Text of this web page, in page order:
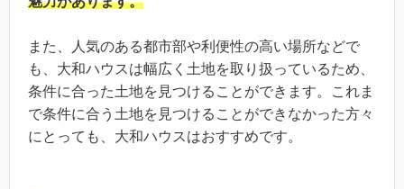
また、人気のある都市部や利便性の高い場所などで
も、大和ハウスは幅広く土地を取り扱っているため、
条件に合った土地を見つけることができます。これま
で条件に合う土地を見つけることができなかった方々
にとっても、大和ハウスはおすすめです。